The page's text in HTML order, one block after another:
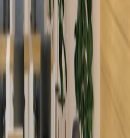
por mes
Aleste, Torre 201, 00000
por mes
Center, Escazu,